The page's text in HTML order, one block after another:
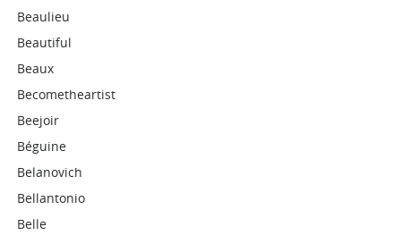
Beaulieu
Beautiful
Beaux
Becometheartist
Beejoir
Béguine
Belanovich
Bellantonio
Belle